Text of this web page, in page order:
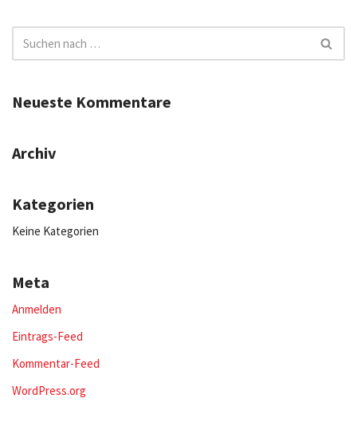
Neueste Kommentare
Archiv
Kategorien
Keine Kategorien
Meta
Anmelden
Eintrags-Feed
Kommentar-Feed
WordPress.org